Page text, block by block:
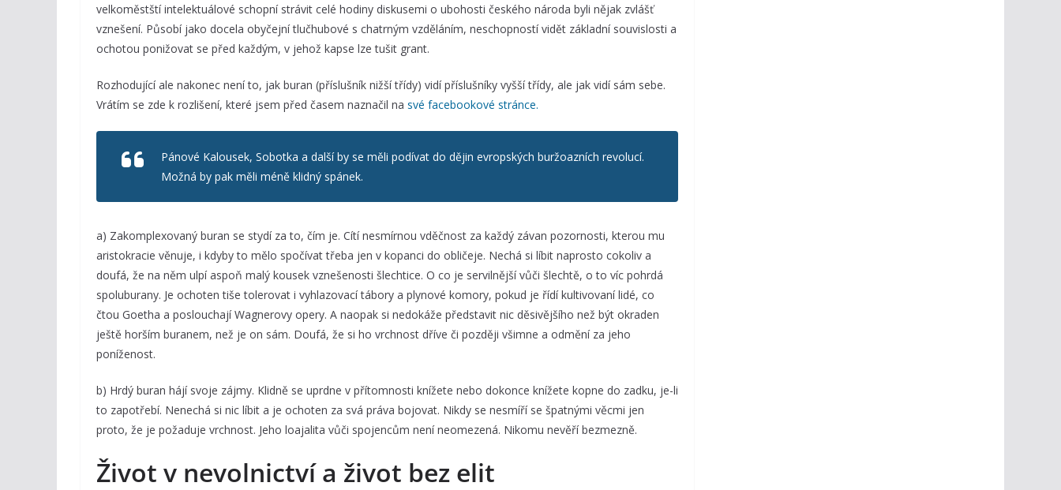
velkoměstští intelektuálové schopní strávit celé hodiny diskusemi o ubohosti českého národa byli nějak zvlášť
vznešení. Působí jako docela obyčejní tlučhubové s chatrným vzděláním, neschopností vidět základní souvislosti a
ochotou ponižovat se před každým, v jehož kapse lze tušit grant.
Rozhodující ale nakonec není to, jak buran (příslušník nižší třídy) vidí příslušníky vyšší třídy, ale jak vidí sám sebe.
Vrátím se zde k rozlišení, které jsem před časem naznačil na své facebookové stránce.
Pánové Kalousek, Sobotka a další by se měli podívat do dějin evropských buržoazních revolucí.
Možná by pak měli méně klidný spánek.
a) Zakomplexovaný buran se stydí za to, čím je. Cítí nesmírnou vděčnost za každý závan pozornosti, kterou mu
aristokracie věnuje, i kdyby to mělo spočívat třeba jen v kopanci do obličeje. Nechá si líbit naprosto cokoliv a
doufá, že na něm ulpí aspoň malý kousek vznešenosti šlechtice. O co je servilnější vůči šlechtě, o to víc pohrdá
spoluburany. Je ochoten tiše tolerovat i vyhlazovací tábory a plynové komory, pokud je řídí kultivovaní lidé, co
čtou Goetha a poslouchají Wagnerovy opery. A naopak si nedokáže představit nic děsivějšího než být okraden
ještě horším buranem, než je on sám. Doufá, že si ho vrchnost dříve či později všimne a odmění za jeho
poníženost.
b) Hrdý buran hájí svoje zájmy. Klidně se uprdne v přítomnosti knížete nebo dokonce knížete kopne do zadku, je-li
to zapotřebí. Nenechá si nic líbit a je ochoten za svá práva bojovat. Nikdy se nesmíří se špatnými věcmi jen
proto, že je požaduje vrchnost. Jeho loajalita vůči spojencům není neomezená. Nikomu nevěří bezmezně.
Život v nevolnictví a život bez elit